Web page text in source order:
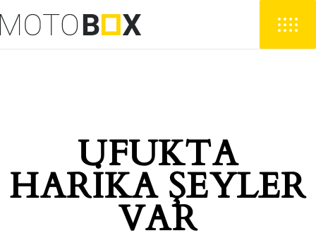
UFUKTA
HARIKA ŞEYLER
VAR